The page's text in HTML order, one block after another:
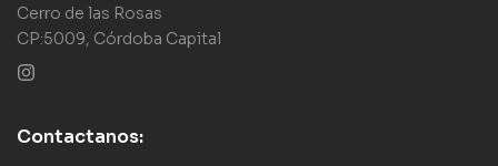
Cerro de las Rosas
CP:5009, Córdoba Capital
Contactanos: